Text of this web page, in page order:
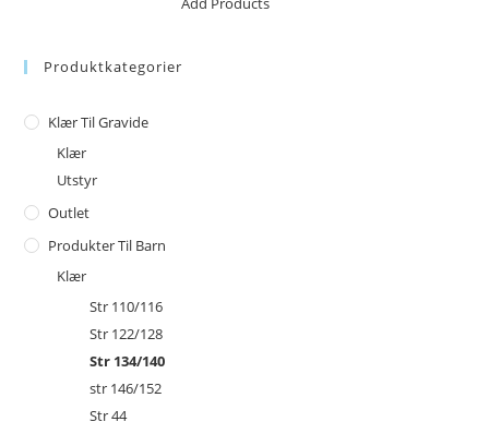
Produktkategorier
Klær Til Gravide
Klær
Utstyr
Outlet
Produkter Til Barn
Klær
Str 110/116
Str 122/128
Str 134/140
str 146/152
Str 44